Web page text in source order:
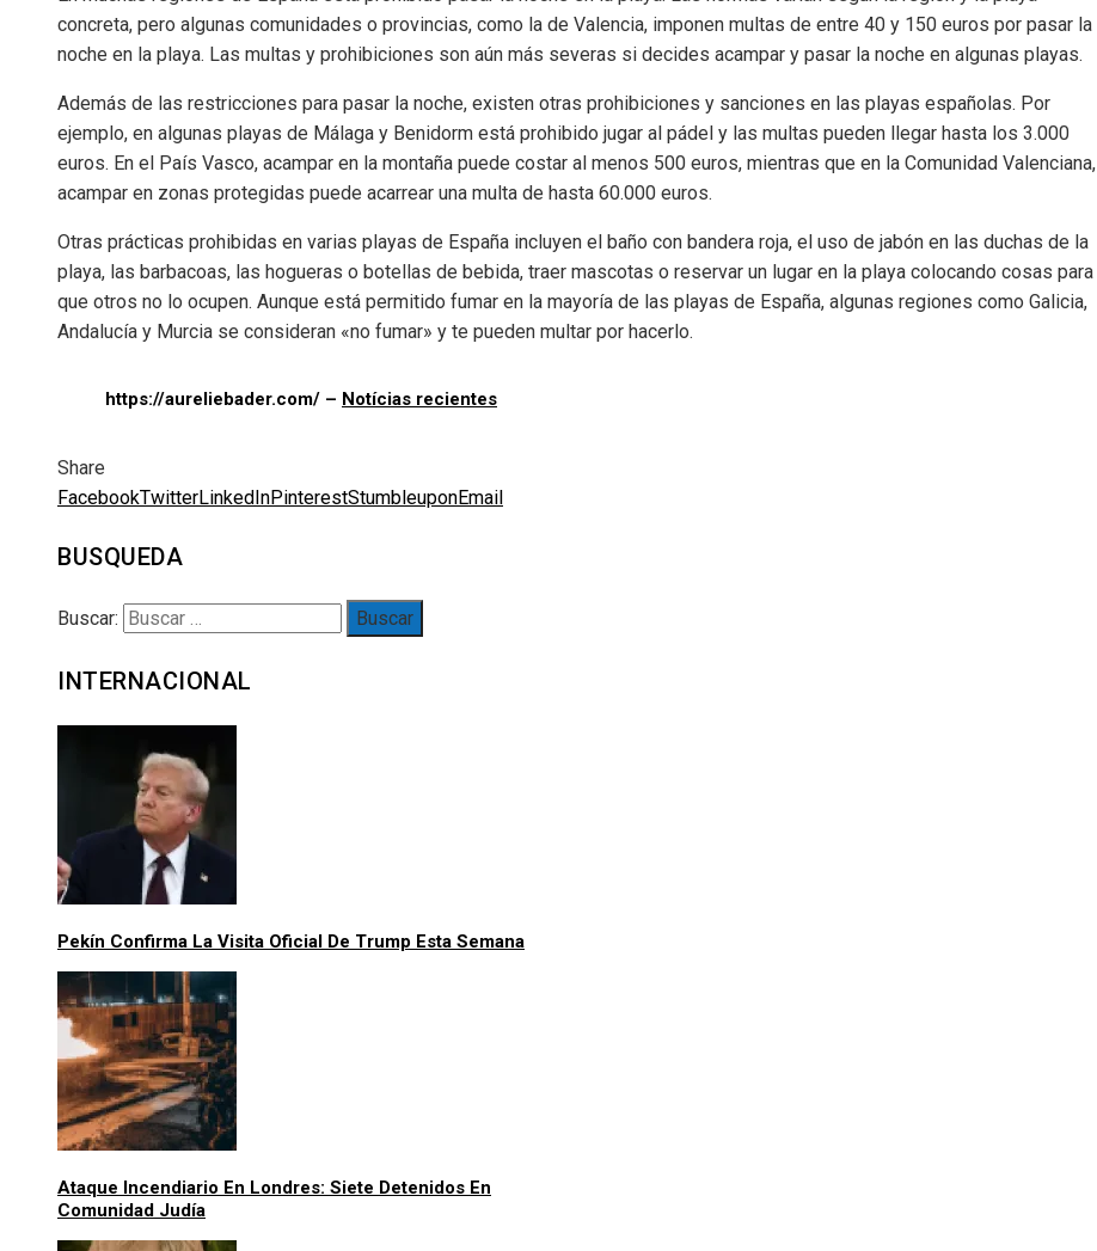
concreta, pero algunas comunidades o provincias, como la de Valencia, imponen multas de entre 40 y 150 euros por pasar la
noche en la playa. Las multas y prohibiciones son aún más severas si decides acampar y pasar la noche en algunas playas.
Además de las restricciones para pasar la noche, existen otras prohibiciones y sanciones en las playas españolas. Por
ejemplo, en algunas playas de Málaga y Benidorm está prohibido jugar al pádel y las multas pueden llegar hasta los 3.000
euros. En el País Vasco, acampar en la montaña puede costar al menos 500 euros, mientras que en la Comunidad Valenciana,
acampar en zonas protegidas puede acarrear una multa de hasta 60.000 euros.
Otras prácticas prohibidas en varias playas de España incluyen el baño con bandera roja, el uso de jabón en las duchas de la
playa, las barbacoas, las hogueras o botellas de bebida, traer mascotas o reservar un lugar en la playa colocando cosas para
que otros no lo ocupen. Aunque está permitido fumar en la mayoría de las playas de España, algunas regiones como Galicia,
Andalucía y Murcia se consideran «no fumar» y te pueden multar por hacerlo.
https://aureliebader.com/ – Notícias recientes
Share
FacebookTwitterLinkedInPinterestStumbleuponEmail
BUSQUEDA
Buscar:
INTERNACIONAL
Pekín Confirma La Visita Oficial De Trump Esta Semana
Ataque Incendiario En Londres: Siete Detenidos En
Comunidad Judía